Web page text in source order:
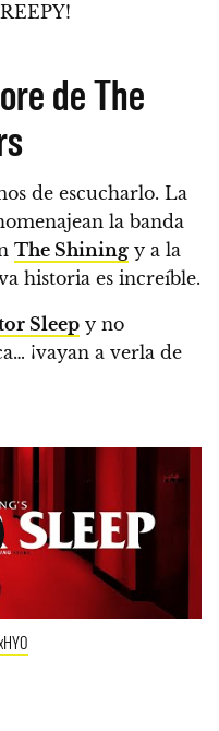
de The
de escucharlo. La
la banda
The Shining y a la
historia es increíble.
Sleep y no
¡vayan a verla de